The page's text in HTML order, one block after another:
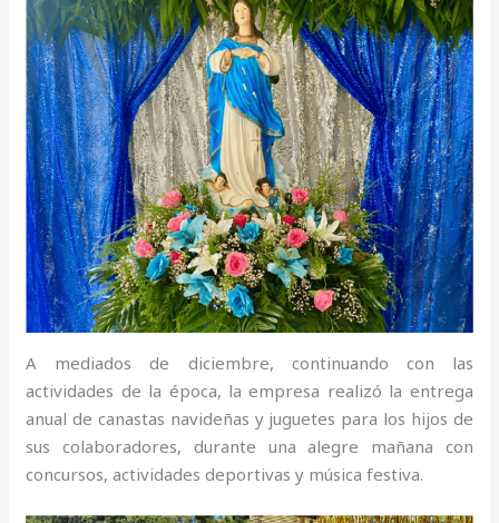
A mediados de diciembre, continuando con las
actividades de la época, la empresa realizó la entrega
anual de canastas navideñas y juguetes para los hijos de
sus colaboradores, durante una alegre mañana con
concursos, actividades deportivas y música festiva.